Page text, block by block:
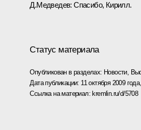
Д.Медведев: Спасибо, Кирилл.
Статус материала
Опубликован в разделах: Новости,
Дата публикации: 11 октября 2009
Ссылка на материал:kremlin.ru/d/5708